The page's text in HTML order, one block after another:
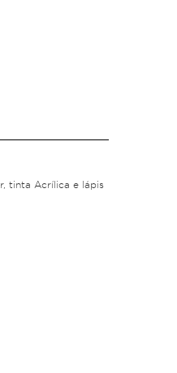
tinta Acrílica e lápis